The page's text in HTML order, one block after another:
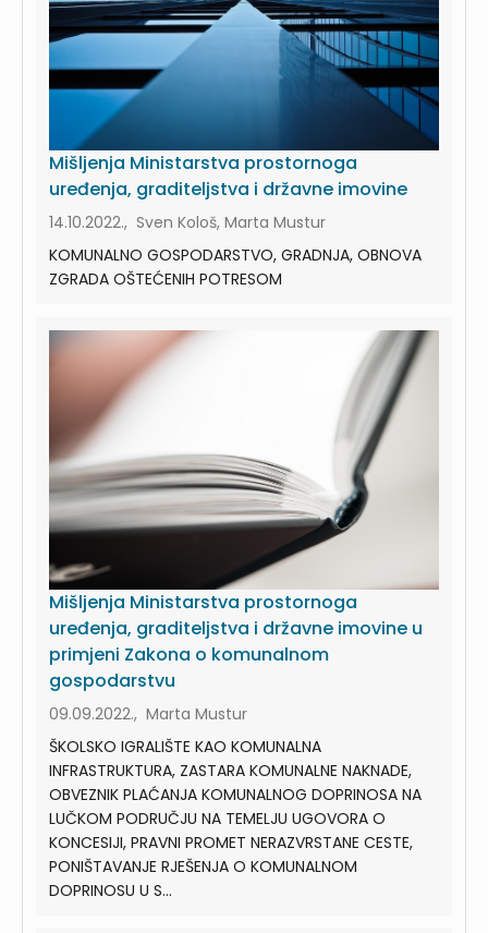
Mišljenja Ministarstva prostornoga
uređenja, graditeljstva i državne imovine
14.10.2022., Sven Kološ, Marta Mustur
KOMUNALNO GOSPODARSTVO, GRADNJA, OBNOVA
ZGRADA OŠTEĆENIH POTRESOM
Mišljenja Ministarstva prostornoga
uređenja, graditeljstva i državne imovine u
primjeni Zakona o komunalnom
gospodarstvu
09.09.2022., Marta Mustur
ŠKOLSKO IGRALIŠTE KAO KOMUNALNA
INFRASTRUKTURA, ZASTARA KOMUNALNE NAKNADE,
OBVEZNIK PLAĆANJA KOMUNALNOG DOPRINOSA NA
LUČKOM PODRUČJU NA TEMELJU UGOVORA O
KONCESIJI, PRAVNI PROMET NERAZVRSTANE CESTE,
PONIŠTAVANJE RJEŠENJA O KOMUNALNOM
DOPRINOSU U S...